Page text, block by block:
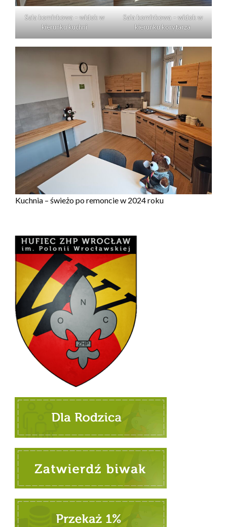
Sala kominkowa – widok w
kierunku kuchni
Sala kominkowa – widok w
kierunku korytarza
Kuchnia – świeżo po remoncie w 2024 roku